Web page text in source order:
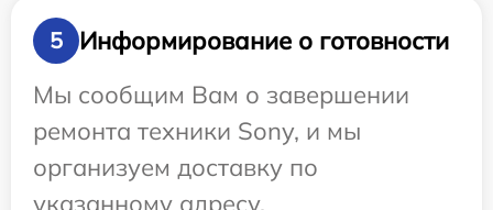
5
Информирование о готовности
Мы сообщим Вам о завершении
ремонта техники Sony, и мы
организуем доставку по
указанному адресу.